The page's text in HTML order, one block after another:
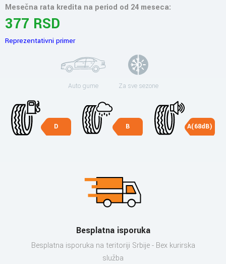
Mesečna rata kredita na period od 24 meseca:
377 RSD
Reprezentativni primer
Auto gume Za sve sezone
D B A(68dB)
Besplatna isporuka
Besplatna isporuka na teritoriji Srbije - Bex kurirska
služba